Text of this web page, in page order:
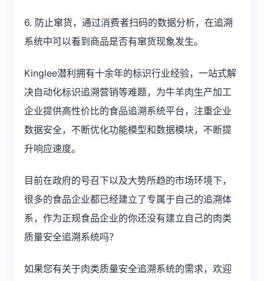
6. 防止窜货，通过消费者扫码的数据分析，在追溯
系统中可以看到商品是否有窜货现象发生。
Kinglee潜利拥有十余年的标识行业经验，一站式解
决自动化标识追溯营销等难题，为牛羊肉生产加工
企业提供高性价比的食品追溯系统平台，注重企业
数据安全，不断优化功能模型和数据模块，不断提
升响应速度。
目前在政府的号召下以及大势所趋的市场环境下，
很多的食品企业都已经建立了专属于自己的追溯体
系，作为正规食品企业的你还没有建立自己的肉类
质量安全追溯系统吗？
如果您有关于肉类质量安全追溯系统的需求，欢迎